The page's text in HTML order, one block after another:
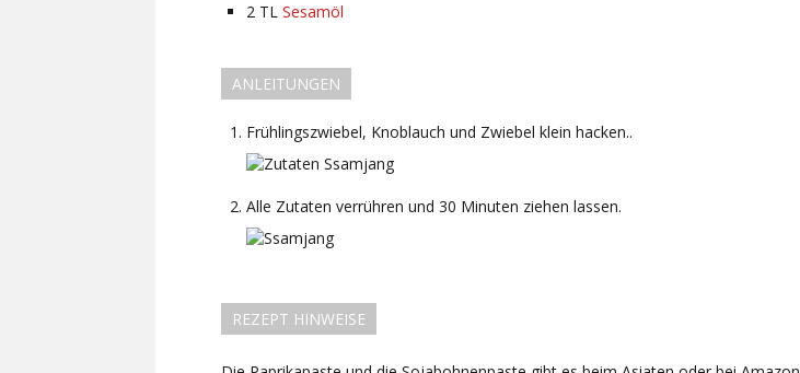
2 TL Sesamöl
ANLEITUNGEN
Frühlingszwiebel, Knoblauch und Zwiebel klein hacken..
Alle Zutaten verrühren und 30 Minuten ziehen lassen.
REZEPT HINWEISE